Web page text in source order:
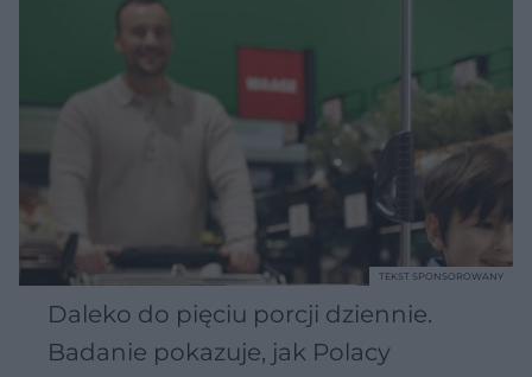
Daleko do pięciu porcji dziennie.
Badanie pokazuje, jak Polacy
TEKST SPONSOROWANY